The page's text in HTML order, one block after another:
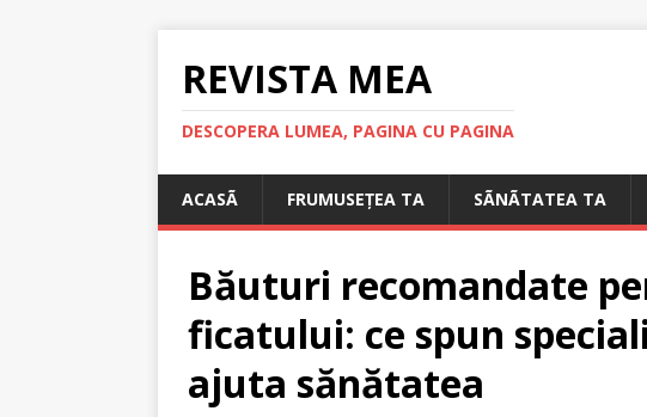
REVISTA MEA
DESCOPERA LUMEA, PAGINA CU PAGINA
ACASÃ FRUMUSEȚEA TA SÃNÃTATEA TA
Băuturi recomandate
ficatului: ce spun
ajuta sănătatea